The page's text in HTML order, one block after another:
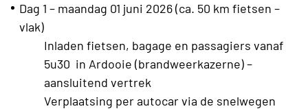
Dag 1 – maandag 01 juni 2026 (ca. 50 km fietsen –
vlak)
Inladen fietsen, bagage en passagiers vanaf
5u30 in Ardooie (brandweerkazerne) –
aansluitend vertrek
Verplaatsing per autocar via de snelwegen